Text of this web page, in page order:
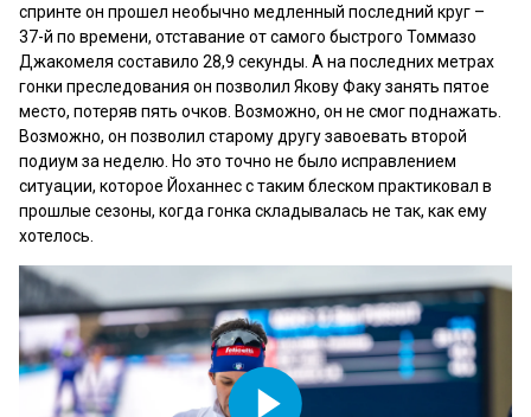
спринте он прошел необычно медленный последний круг –
37-й по времени, отставание от самого быстрого Томмазо
Джакомеля составило 28,9 секунды. А на последних метрах
гонки преследования он позволил Якову Факу занять пятое
место, потеряв пять очков. Возможно, он не смог поднажать.
Возможно, он позволил старому другу завоевать второй
подиум за неделю. Но это точно не было исправлением
ситуации, которое Йоханнес с таким блеском практиковал в
прошлые сезоны, когда гонка складывалась не так, как ему
хотелось.